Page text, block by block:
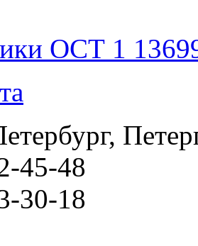
ОСТ 1
45-48
30-18